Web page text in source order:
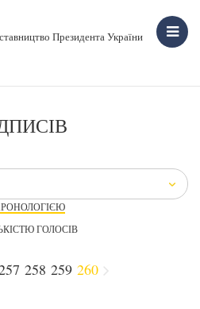
Президента України
ГОЛОСІВ
258 259 260